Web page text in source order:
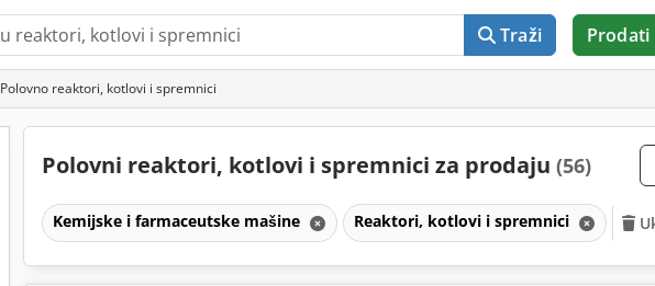
Traži Prodati
Polovno reaktori, kotlovi i spremnici
Polovni reaktori, kotlovi i spremnici za prodaju (56)
Kemijske i farmaceutske mašine Reaktori, kotlovi i spremnici